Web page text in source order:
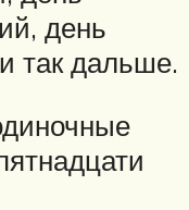
день
так дальше.